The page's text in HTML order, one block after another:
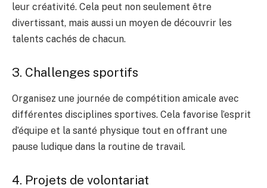
leur créativité. Cela peut non seulement être
divertissant, mais aussi un moyen de découvrir les
talents cachés de chacun.
3. Challenges sportifs
Organisez une journée de compétition amicale avec
différentes disciplines sportives. Cela favorise l’esprit
d’équipe et la santé physique tout en offrant une
pause ludique dans la routine de travail.
4. Projets de volontariat